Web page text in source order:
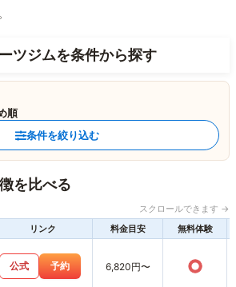
ツジムを条件から探す
順
条件を絞り込む
を比べる
スクロールできます →
リンク 料金目安 無料体験
公式 予約 6,820円〜 ○